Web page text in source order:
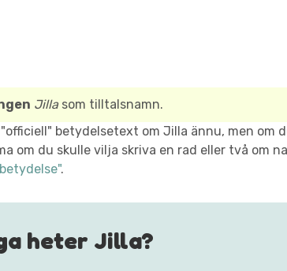
Jillasom tilltalsnamn.
betydelsetext om Jilla ännu, men om
om du skulle vilja skriva en rad eller två om
.
heter Jilla?